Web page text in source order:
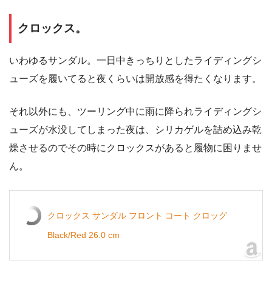
クロックス。
いわゆるサンダル。一日中きっちりとしたライディングシ
ューズを履いてると夜くらいは開放感を得たくなります。
それ以外にも、ツーリング中に雨に降られライディングシ
ューズが水没してしまった夜は、シリカゲルを詰め込み乾
燥させるのでその時にクロックスがあると履物に困りませ
ん。
クロックス サンダル フロント コート クロッグ
Black/Red 26.0 cm